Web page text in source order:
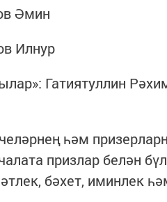
Әмин
Илнур
Гатиятуллин
һәм
призлар белән
бәхет, иминлек